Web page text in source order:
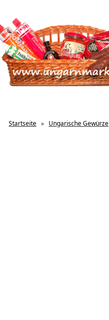
Startseite » Ungarische Gewürze